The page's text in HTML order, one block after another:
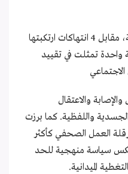
من هذه الانتهاكات بواقع 24 حالة، مقابل 4 انتهاكات ارتكبتها
واحدة تمثلت في تقييد
والاعتقال
واللفظية. كما برزت
العمل الصحفي كأكثر
يعكس سياسة منهجية للحد
الميدانية.